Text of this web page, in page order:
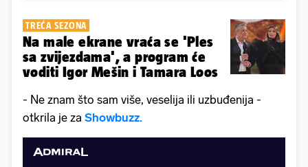
TREĆA SEZONA
Na male ekrane vraća se 'Ples
sa zvijezdama', a program će
voditi Igor Mešin i Tamara Loos
- Ne znam što sam više, veselija ili uzbuđenija -
otkrila je za Showbuzz.